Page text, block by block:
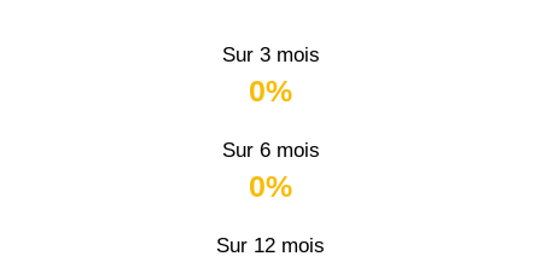
Sur 3 mois
0%
Sur 6 mois
0%
Sur 12 mois